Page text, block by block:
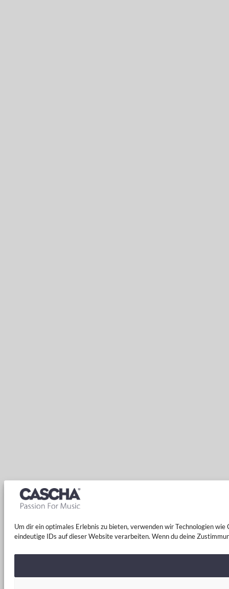
Um dir ein optimales Erlebnis zu bieten, verwenden wir Technologien
eindeutige IDs auf dieser Website verarbeiten. Wenn du deine